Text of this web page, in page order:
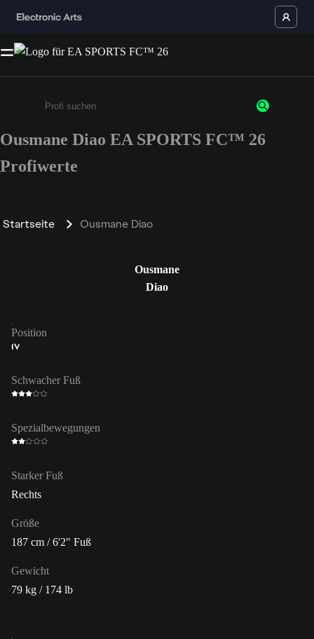
Gib mindestens 3 Zeichen oder Ziffern ein
Ousmane Diao EA SPORTS FC™ 26
Profiwerte
Startseite Ousmane Diao
Ousmane
Diao
Position
IV
Schwacher Fuß
Spezialbewegungen
Starker Fuß
Rechts
Größe
187 cm / 6'2" Fuß
Gewicht
79 kg / 174 lb